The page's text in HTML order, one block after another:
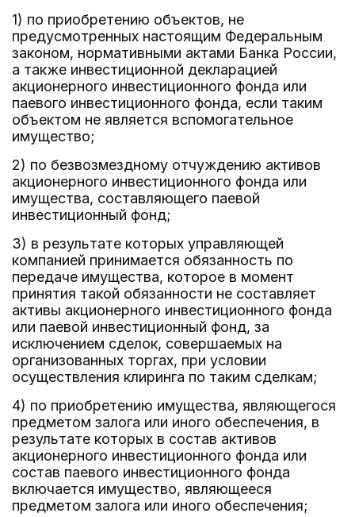
1) по приобретению объектов, не
предусмотренных настоящим Федеральным
законом, нормативными актами Банка России,
а также инвестиционной декларацией
акционерного инвестиционного фонда или
паевого инвестиционного фонда, если таким
объектом не является вспомогательное
имущество;
2) по безвозмездному отчуждению активов
акционерного инвестиционного фонда или
имущества, составляющего паевой
инвестиционный фонд;
3) в результате которых управляющей
компанией принимается обязанность по
передаче имущества, которое в момент
принятия такой обязанности не составляет
активы акционерного инвестиционного фонда
или паевой инвестиционный фонд, за
исключением сделок, совершаемых на
организованных торгах, при условии
осуществления клиринга по таким сделкам;
4) по приобретению имущества, являющегося
предметом залога или иного обеспечения, в
результате которых в состав активов
акционерного инвестиционного фонда или
состав паевого инвестиционного фонда
включается имущество, являющееся
предметом залога или иного обеспечения;